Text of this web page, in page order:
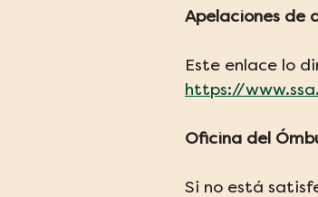
Apelaciones de
Este enlace lo
https://
Oficina del
Si no está